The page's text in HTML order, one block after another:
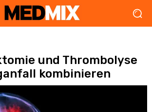
und Thrombolyse
kombinieren